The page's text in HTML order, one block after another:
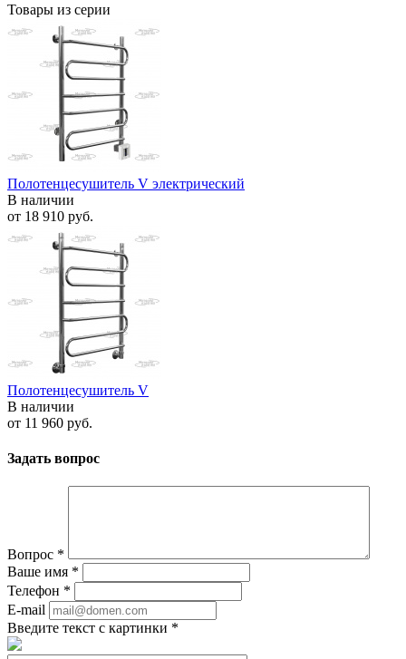
Товары из серии
Полотенцесушитель V электрический
В наличии
от 18 910 руб.
Полотенцесушитель V
В наличии
от 11 960 руб.
Задать вопрос
Вопрос *
Ваше имя *
Телефон *
E-mail
Введите текст с картинки *